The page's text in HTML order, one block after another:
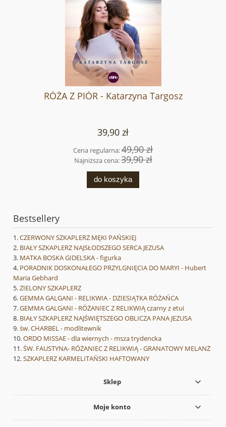
RÓŻA Z PIÓR - Katarzyna Targosz
39,90 zł
Cena regularna:49,90 zł
Najniższa cena:39,90 zł
do koszyka
Bestsellery
CZERWONY SZKAPLERZ MĘKI PAŃSKIEJ
BIAŁY SZKAPLERZ NAJSŁODSZEGO SERCA JEZUSA
MATKA BOSKA GIDELSKA - figurka
PORADNIK DOSKONAŁEGO PRZYLGNIĘCIA DO MARYI - Hubert
Maria Gebhard
ZIELONY SZKAPLERZ
GEMMA GALGANI - RELIKWIA - DZIESIĄTKA RÓŻAŃCA
GEMMA GALGANI - RÓŻANIEC Z RELIKWIĄ czarny z etui
BIAŁY SZKAPLERZ NAJŚWIĘTSZEGO OBLICZA PANA JEZUSA
św. CHARBEL - modlitewnik
ORDO MISSAE - dla wiernych - msza trydencka
ŚW. FAUSTYNA- RÓŻANIEC Z RELIKWIĄ - GRANATOWY MELANŻ
SZKAPLERZ KARMELITAŃSKI HAFTOWANY
Sklep
Moje konto